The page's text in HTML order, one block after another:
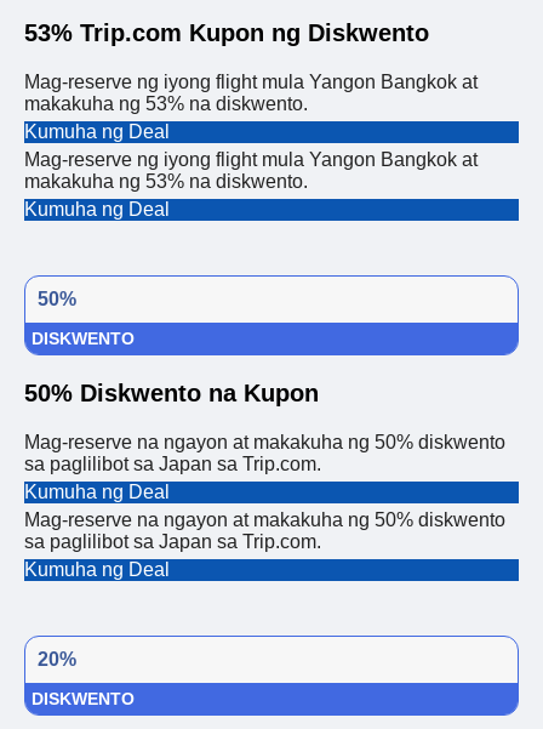
53% Trip.com Kupon ng Diskwento
Mag-reserve ng iyong flight mula Yangon Bangkok at
makakuha ng 53% na diskwento.
Kumuha ng Deal
Mag-reserve ng iyong flight mula Yangon Bangkok at
makakuha ng 53% na diskwento.
Kumuha ng Deal
50%
DISKWENTO
50% Diskwento na Kupon
Mag-reserve na ngayon at makakuha ng 50% diskwento
sa paglilibot sa Japan sa Trip.com.
Kumuha ng Deal
Mag-reserve na ngayon at makakuha ng 50% diskwento
sa paglilibot sa Japan sa Trip.com.
Kumuha ng Deal
20%
DISKWENTO